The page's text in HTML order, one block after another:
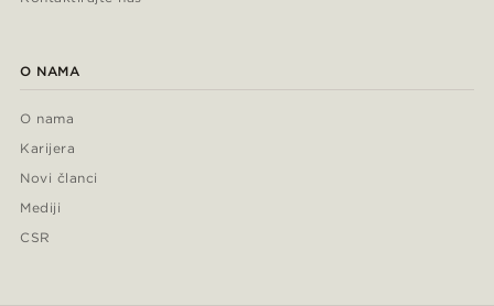
O NAMA
O nama
Karijera
Novi članci
Mediji
CSR